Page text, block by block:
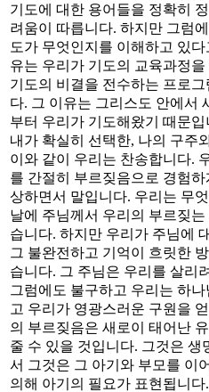
기도에 대한 용어들을 정확히
려움이 따릅니다. 하지만 그럼
도가 무엇인지를 이해하고 있다
유는 우리가 기도의 교육과정
기도의 비결을 전수하는 프로
다. 그 이유는 그리스도 안에서
부터 우리가 기도해왔기 때문
내가 확실히 선택한, 나의 구주
이와 같이 우리는 찬송합니다.
를 간절히 부르짖음으로 경험하
상하면서 말입니다. 우리는 무
날에 주님께서 우리의 부르짖
습니다. 하지만 우리가 주님에
그 불완전하고 기억이 흐릿한
습니다. 그 주님은 우리를 살리
그럼에도 불구하고 우리는 하
고 우리가 영광스러운 구원을
의 부르짖음은 새로이 태어난
줄 수 있을 것입니다. 그것은
서 그것은 그 아기와 부모를 이
의해 아기의 필요가 표현됩니다